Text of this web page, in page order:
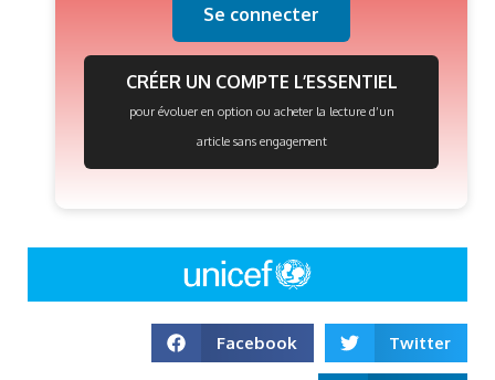
Se connecter
CRÉER UN COMPTE L’ESSENTIEL
pour évoluer en option ou acheter la lecture d’un
article sans engagement
Facebook Twitter